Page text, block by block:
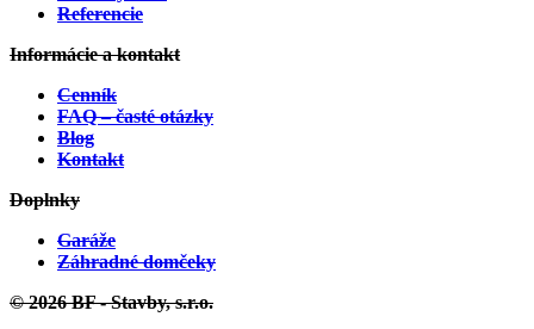
Zobraziť projekt
Referencie
Informácie a kontakt
Cenník
FAQ – časté otázky
Blog
Kontakt
Doplnky
Garáže
Záhradné domčeky
© 2026 BF - Stavby, s.r.o.